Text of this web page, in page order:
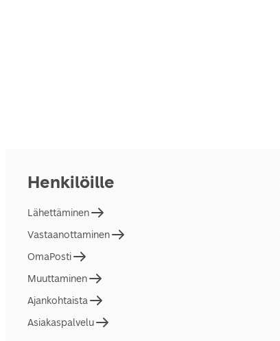
Henkilöille
Lähettäminen
Vastaanottaminen
OmaPosti
Muuttaminen
Ajankohtaista
Asiakaspalvelu